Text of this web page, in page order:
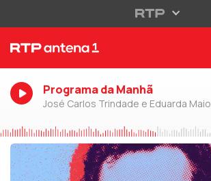
Programa da Manhã
José Carlos Trindade e Eduarda Maio